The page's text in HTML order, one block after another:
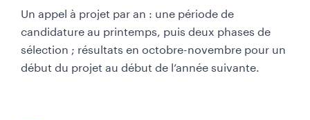
Un appel à projet par an : une période de
candidature au printemps, puis deux phases de
sélection ; résultats en octobre-novembre pour un
début du projet au début de l’année suivante.